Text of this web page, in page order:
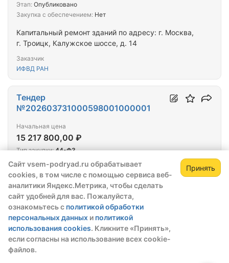
Сайт vsem-podryad.ru обрабатывает
cookies, в том числе с помощью сервиса веб-
аналитики Яндекс.Метрика, чтобы сделать
сайт удобней для вас. Пожалуйста,
ознакомьтесь с политикой обработки
персональных данных и политикой
использования cookies. Кликните «Принять»,
если согласны на использование всех cookie-
файлов.
Принять
Капитальный ремонт зданий по адресу: г. Москва,
г. Троицк, Калужское шоссе, д. 14
Заказчик
ИФВД РАН
Этап: Опубликовано
Закупка с обеспечением: Нет
Капитальный ремонт шиферной кровли Крымского
филиала, по адресу: Республика Крым, г.
Симферополь, ул. Павленко, д. 5
Заказчик
Тендер
№202603731000598001000001
Начальная цена
15 217 800,00 ₽
Тип закупки: 44-ФЗ
Дата публикации:14.01.2026
До окончания приема заявок: 144 дня
Этап: Опубликовано
Закупка с обеспечением:Нет